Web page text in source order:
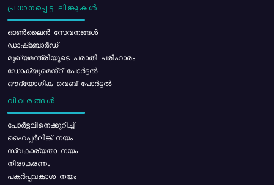
പ്രധാനപ്പെട്ട ലിങ്കുകൾ
ഓൺലൈൻ സേവനങ്ങൾ
ഡാഷ്ബോർഡ്
മുഖ്യമന്ത്രിയുടെ പരാതി പരിഹാരം
ഡോക്യുമെൻ്റ് പോർട്ടൽ
ഔദ്യോഗിക വെബ് പോർട്ടൽ
വിവരങ്ങൾ
പോര്‍ട്ടലിനെക്കുറിച്ച്
ഹൈപ്പർലിങ്ക് നയം
സ്വകാര്യതാ നയം
നിരാകരണം
പകർപ്പവകാശ നയം